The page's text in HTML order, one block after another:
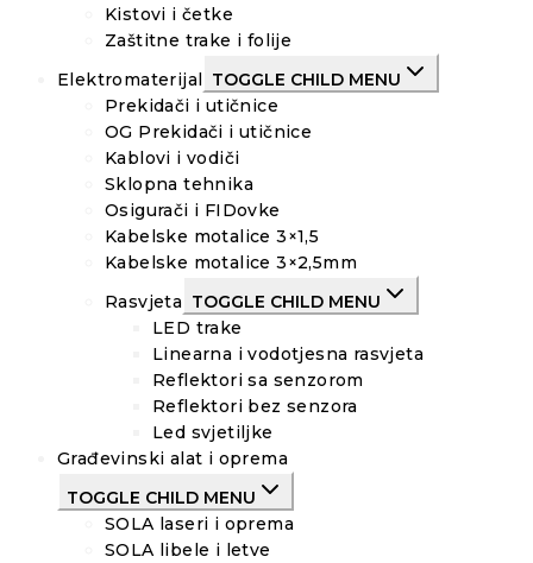
Kistovi i četke
Zaštitne trake i folije
Elektromaterijal TOGGLE CHILD MENU
Prekidači i utičnice
OG Prekidači i utičnice
Kablovi i vodiči
Sklopna tehnika
Osigurači i FIDovke
Kabelske motalice 3×1,5
Kabelske motalice 3×2,5mm
Rasvjeta TOGGLE CHILD MENU
LED trake
Linearna i vodotjesna rasvjeta
Reflektori sa senzorom
Reflektori bez senzora
Led svjetiljke
Građevinski alat i oprema
TOGGLE CHILD MENU
SOLA laseri i oprema
SOLA libele i letve